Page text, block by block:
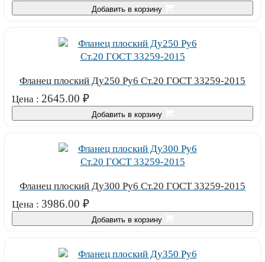
Добавить в корзину
Фланец плоский Ду250 Ру6 Ст.20 ГОСТ 33259-2015
Цена : 2645.00 ₽
Добавить в корзину
Фланец плоский Ду300 Ру6 Ст.20 ГОСТ 33259-2015
Цена : 3986.00 ₽
Добавить в корзину